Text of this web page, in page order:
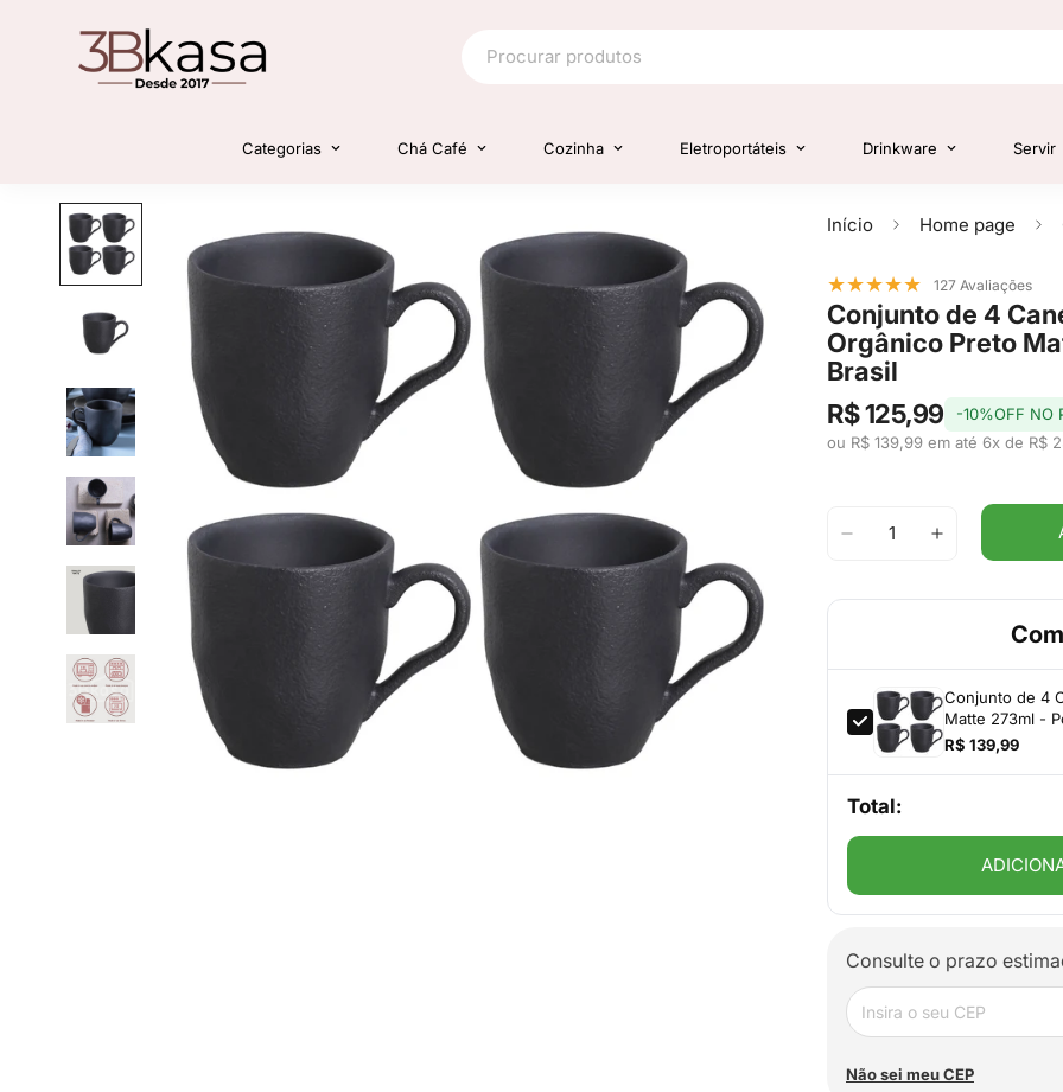
Categorias Chá Café Cozinha Eletroportáteis Drinkware Servir
Início Home page
★★★★★ 127 Avaliações
Conjunto de 4
Orgânico Preto
Brasil
R$ 125,99
-10%OFF NO
ou R$ 139,99 em até 6x de R$
Conjunto de 4
Matte 273ml -
R$ 139,99
Total:
Consulte o prazo
Não sei meu CEP